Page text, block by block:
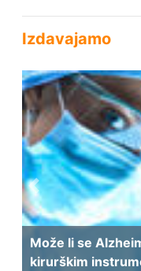
Izdavajamo
Može li se
kirurškim
Previous